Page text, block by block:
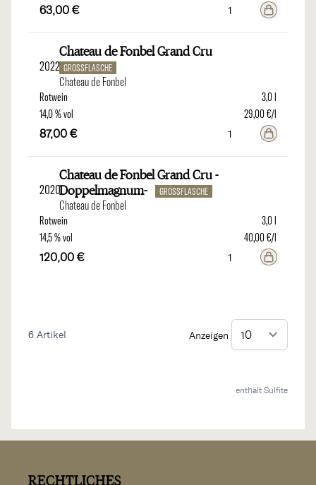
63,00 €
2022
Chateau de Fonbel Grand Cru
GROSSFLASCHE
Chateau de Fonbel
Rotwein
3,0 l
14,0 % vol
29,00 €/l
87,00 €
2020
Chateau de Fonbel Grand Cru -
Doppelmagnum-
GROSSFLASCHE
Chateau de Fonbel
Rotwein
3,0 l
14,5 % vol
40,00 €/l
120,00 €
6 Artikel Anzeigen
enthält Sulfite
RECHTLICHES